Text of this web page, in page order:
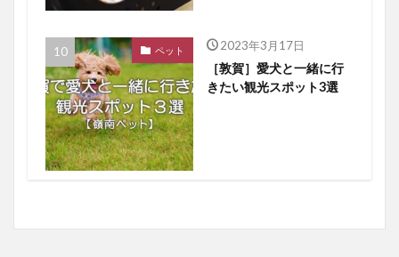
ペット 2023年3月17日
［敦賀］愛犬と一緒に行
きたい観光スポット3選